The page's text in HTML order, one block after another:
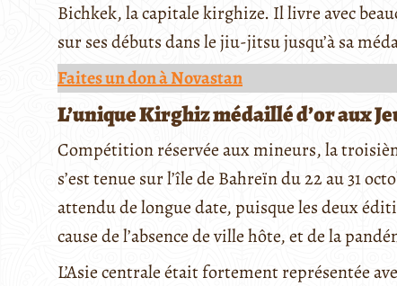
Bichkek, la capitale kirghize. Il livre avec
sur ses débuts dans le jiu-jitsu jusqu’à sa
Faites un don à Novastan
L’unique Kirghiz médaillé d’or aux
Compétition réservée aux mineurs, la
s’est tenue sur l’île de Bahreïn du 22 au 31
attendu de longue date, puisque les deux
cause de l’absence de ville hôte, et de la
L’Asie centrale était fortement représentée